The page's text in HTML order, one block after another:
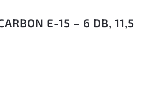
E-15 – 6 DB, 11,5